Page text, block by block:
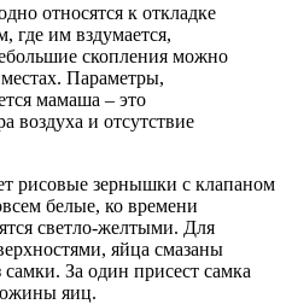
относятся к откладке
где им вздумается,
скопления можно
Параметры,
мамаша – это
воздуха и отсутствие
рисовые зернышки с клапаном
белые, ко времени
светло-желтыми. Для
яйца смазаны
За один присест самка
яиц.